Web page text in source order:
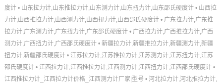
度计• 山东拉力计,山东推拉力计,山东测力计,山东扭力计,山东邵氏硬度计• 山西拉
力计,山西推拉力计,山西测力计,山西扭力计,山西邵氏硬度计• 广东拉力计,广东推
拉力计,广东测力计,广东扭力计,广东邵氏硬度计• 广西拉力计,广西推拉力计,广西
测力计,广西扭力计,广西邵氏硬度计• 新疆拉力计,新疆推拉力计,新疆测力计,新疆
扭力计,新疆邵氏硬度计• 江苏拉力计,江苏推拉力计,江苏测力计,江苏扭力计,江苏
邵氏硬度计• 江西拉力计,江西推拉力计,江西测力计,江西扭力计,江西邵氏硬度计•
江西推拉力计_江西拉力计价格_江西测力计厂家|型号 • 河北拉力计,河北推拉力计,